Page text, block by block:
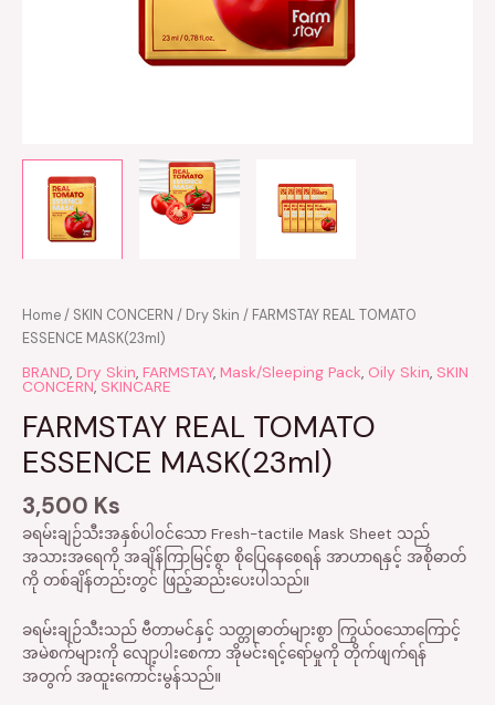
Home/ SKIN CONCERN / Dry Skin / FARMSTAY REAL TOMATO
ESSENCE MASK(23ml)
BRAND, Dry Skin, FARMSTAY, Mask/Sleeping Pack, Oily Skin, SKIN
CONCERN, SKINCARE
FARMSTAY REAL TOMATO
ESSENCE MASK(23ml)
3,500 Ks
ခရမ်းချဉ်သီးအနှစ်ပါ၀င်သော Fresh-tactile Mask Sheet သည်
အသားအရေကို အချိန်ကြာမြင့်စွာ စိုပြေနေစေရန် အာဟာရနှင့် အစိုဓာတ်
ကို တစ်ချိန်တည်းတွင် ဖြည့်ဆည်းပေးပါသည်။
ခရမ်းချဉ်သီးသည် ဗီတာမင်နှင့် သတ္တုဓာတ်များစွာ ကြွယ်ဝသောကြောင့်
အမဲစက်များကို လျော့ပါးစေကာ အိုမင်းရင့်ရော်မှုကို တိုက်ဖျက်ရန်
အတွက် အထူးကောင်းမွန်သည်။
FARMSTAY
REAL
ESSENCE
quantity